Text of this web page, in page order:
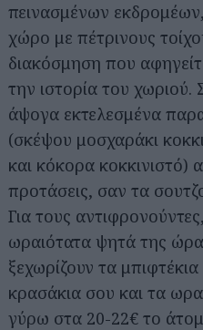
πεινασμένων
χώρο με πέτρινους
διακόσμηση που
την ιστορία του χωριού.
άψογα εκτελεσμένα
(σκέψου μοσχαράκι
και κόκορα κοκκινιστό)
προτάσεις, σαν τα
Για τους
ωραιότατα ψητά της
ξεχωρίζουν τα
κρασάκια σου και τα
γύρω στα 20-22€ το